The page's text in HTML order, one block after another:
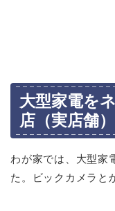
大型家電を
店（実店舗
わが家では、大型家
た。ビックカメラと